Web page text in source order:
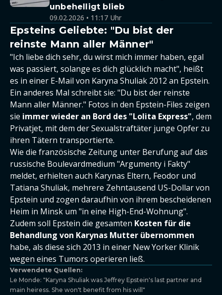
unbehelligt blieb
09.02.2026 • 11:17 Uhr
Epsteins Geliebte: "Du bist der
reinste Mann aller Männer"
"Ich liebe dich sehr, du wirst mich immer haben, egal
was passiert, solange es dich glücklich macht", heißt
es in einer E-Mail von Karyna Shuliak 2012 an Epstein.
Ein anderes Mal schreibt sie: "Du bist der reinste
Mann aller Männer." Fotos in den Epstein-Files zeigen
sie immer wieder an Bord des "Lolita Express", dem
Privatjet, mit dem der Sexualstraftäter junge Opfer zu
ihren Tätern transportierte.
Wie die französische Zeitung unter Berufung auf das
russische Boulevardmedium "Argumenty i Fakty"
meldet, erhielten auch Karynas Eltern, Feodor und
Tatiana Shuliak, mehrere Zehntausend US-Dollar von
Epstein und zogen daraufhin von ihrem bescheidenen
Heim in Minsk um "in eine High-End-Wohnung".
Zudem soll Epstein die gesamten Kosten für die
Behandlung von Karynas Mutter übernommen
habe, als diese sich 2013 in einer New Yorker Klinik
wegen eines Tumors operieren ließ.
Verwendete Quellen:
Le Monde: "Karyna Shuliak was Jeffrey Epstein's last partner and
main heiress. She won't benefit from his will"